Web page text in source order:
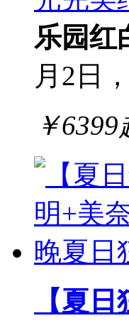
乐园红
月2日
￥6399
【夏